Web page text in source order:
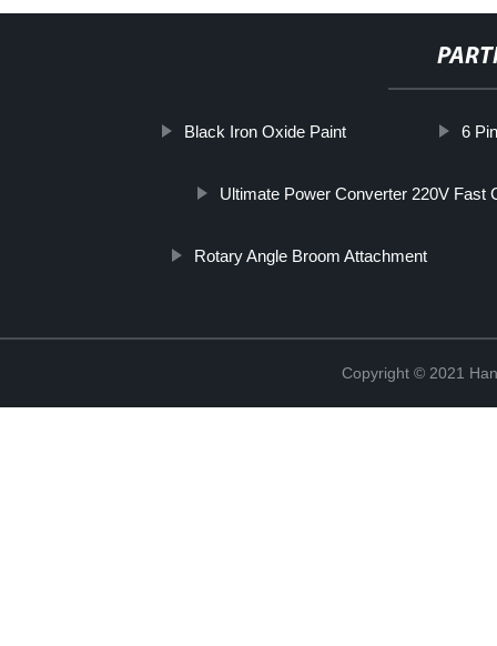
Black Iron Oxide Paint 6
Ultimate Power Converter 220V Fast
Rotary Angle Broom Attachment
Copyright © 2021